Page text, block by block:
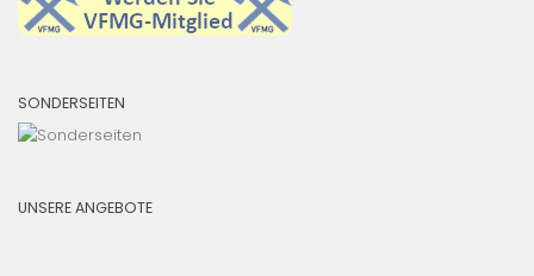
SONDERSEITEN
UNSERE ANGEBOTE